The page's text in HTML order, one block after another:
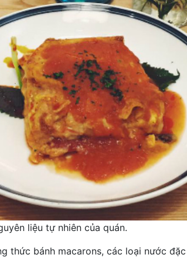
liệu tự nhiên của quán.
thức bánh macarons, các loại nước